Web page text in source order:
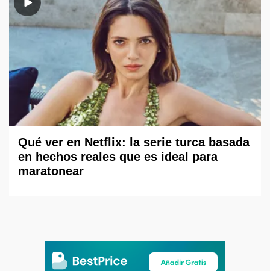
Qué ver en Netflix: la serie turca basada
en hechos reales que es ideal para
maratonear